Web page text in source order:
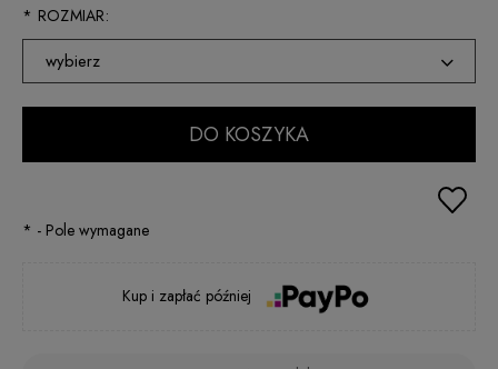
* ROZMIAR:
wybierz
XS
L
DO KOSZYKA
* - Pole wymagane
Kup i zapłać później